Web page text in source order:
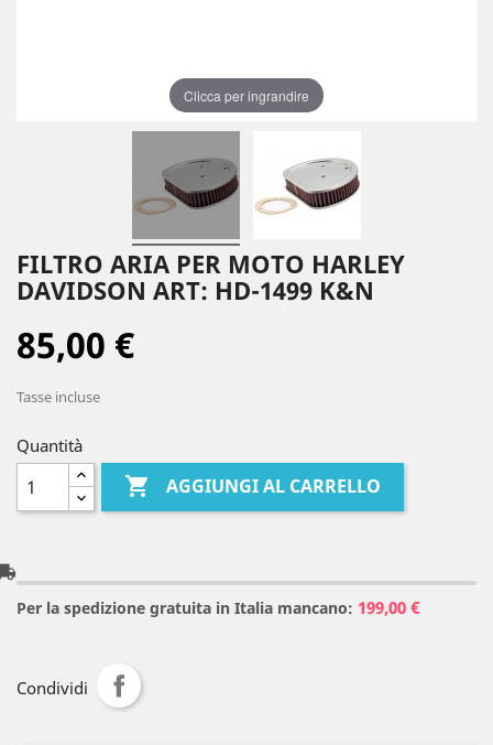
Clicca per ingrandire
FILTRO ARIA PER MOTO HARLEY
DAVIDSON ART: HD-1499 K&N
85,00 €
Tasse incluse
Quantità
 AGGIUNGI AL CARRELLO
Per la spedizione gratuita in Italia mancano: 199,00 €
Condividi